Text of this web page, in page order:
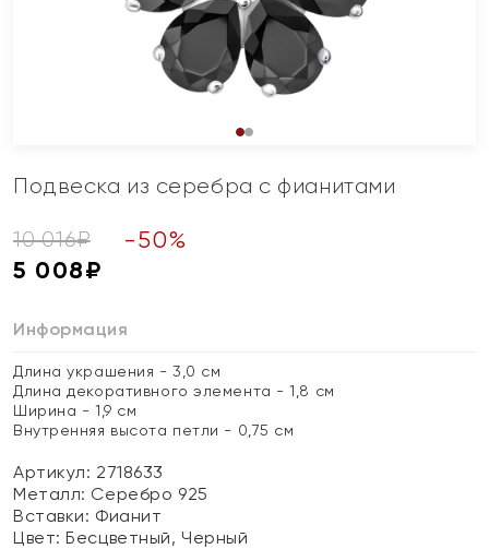
Подвеска из серебра с фианитами
10 016₽ -50%
5 008₽
Информация
Длина украшения - 3,0 см
Длина декоративного элемента - 1,8 см
Ширина - 1,9 см
Внутренняя высота петли - 0,75 см
Артикул: 2718633
Металл: Серебро 925
Вставки: Фианит
Цвет:Бесцветный, Черный